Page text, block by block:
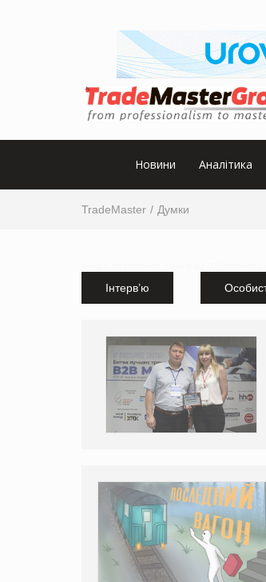
Новини Аналітика
TradeMaster Думки
Інтерв’ю